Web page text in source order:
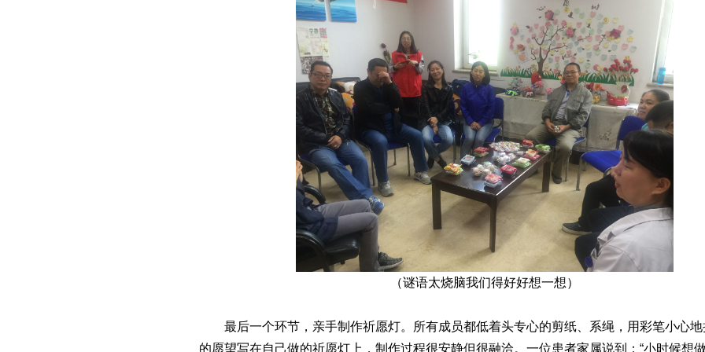
（谜语太烧脑我们得好好想一想）
最后一个环节，亲手制作祈愿灯。所有成员都低着头专心的剪纸、系绳，用彩笔小心地
的愿望写在自己做的祈愿灯上，制作过程很安静但很融洽。一位患者家属说到：“小时候想